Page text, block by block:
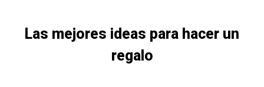
Las mejores ideas para hacer un
regalo